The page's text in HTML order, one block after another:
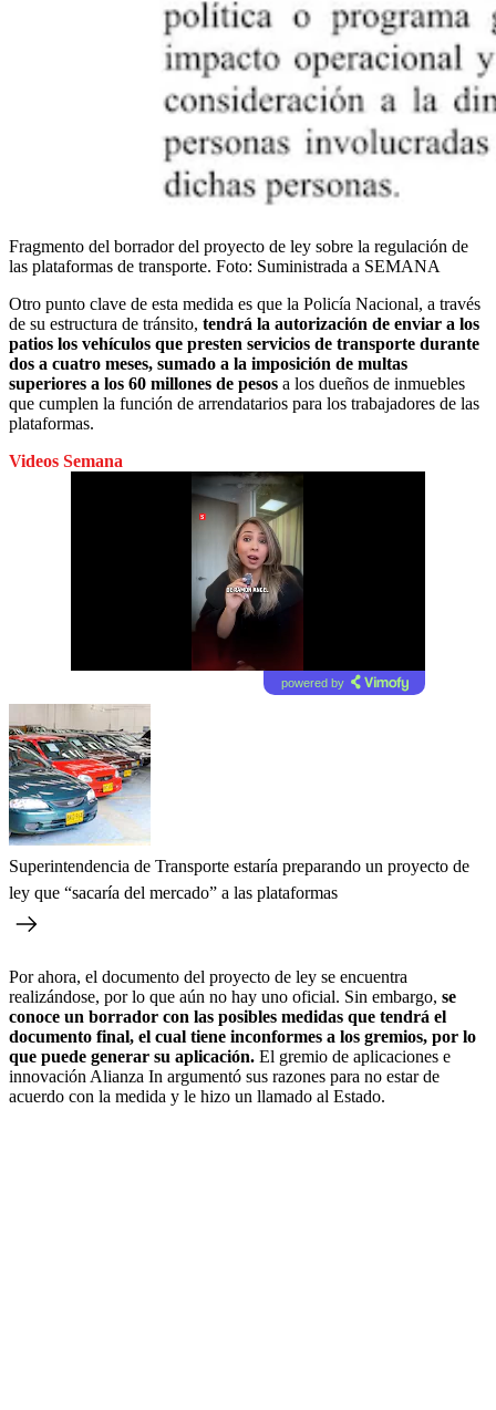
Fragmento del borrador del proyecto de ley sobre la regulación de
las plataformas de transporte. Foto: Suministrada a SEMANA
Otro punto clave de esta medida es que la Policía Nacional, a través
de su estructura de tránsito, tendrá la autorización de enviar a los
patios los vehículos que presten servicios de transporte durante
dos a cuatro meses, sumado a la imposición de multas
superiores a los 60 millones de pesos a los dueños de inmuebles
que cumplen la función de arrendatarios para los trabajadores de las
plataformas.
Videos Semana
powered by
Superintendencia de Transporte estaría preparando un proyecto de
ley que “sacaría del mercado” a las plataformas
Por ahora, el documento del proyecto de ley se encuentra
realizándose, por lo que aún no hay uno oficial. Sin embargo, se
conoce un borrador con las posibles medidas que tendrá el
documento final, el cual tiene inconformes a los gremios, por lo
que puede generar su aplicación. El gremio de aplicaciones e
innovación Alianza In argumentó sus razones para no estar de
acuerdo con la medida y le hizo un llamado al Estado.